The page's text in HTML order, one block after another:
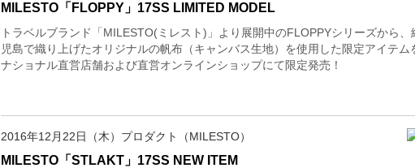
MILESTO「FLOPPY」17SS LIMITED MODEL
トラベルブランド「MILESTO(ミレスト)」より展開中のFLOPPYシリーズから
児島で織り上げたオリジナルの帆布（キャンバス生地）を使用した限定アイテ
ナショナル直営店舗および直営オンラインショップにて限定発売！
2016年12月22日（木）プロダクト（MILESTO）
MILESTO「STLAKT」17SS NEW ITEM